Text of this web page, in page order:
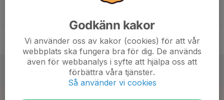
Godkänn kakor
Vi använder oss av kakor (cookies) för att vår
webbplats ska fungera bra för dig. De används
även för webbanalys i syfte att hjälpa oss att
förbättra våra tjänster.
Så använder vi cookies